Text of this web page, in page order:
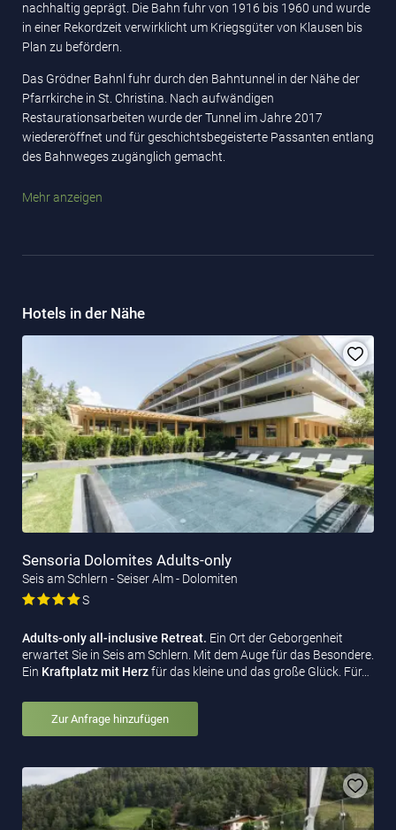
nachhaltig geprägt. Die Bahn fuhr von 1916 bis 1960 und wurde
in einer Rekordzeit verwirklicht um Kriegsgüter von Klausen bis
Plan zu befördern.
Das Grödner Bahnl fuhr durch den Bahntunnel in der Nähe der
Pfarrkirche in St. Christina. Nach aufwändigen
Restaurationsarbeiten wurde der Tunnel im Jahre 2017
wiedereröffnet und für geschichtsbegeisterte Passanten entlang
des Bahnweges zugänglich gemacht.
größte Krippe der Welt, geschnitzt von einer 18-köpfigen
Mehr anzeigen
Hotels in der Nähe
Sensoria Dolomites Adults-only
Seis am Schlern - Seiser Alm - Dolomiten
S
Adults-only all-inclusive Retreat. Ein Ort der Geborgenheit
erwartet Sie in Seis am Schlern. Mit dem Auge für das Besondere.
Ein Kraftplatz mit Herzfür das kleine und das große Glück. Für…
Zur Anfrage hinzufügen